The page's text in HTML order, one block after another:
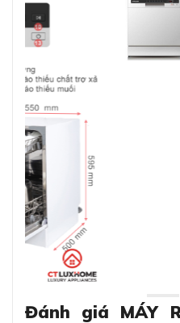
Đánh giá MÁY